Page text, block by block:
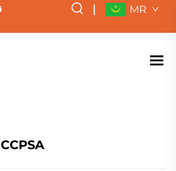
| MR
CCPSA